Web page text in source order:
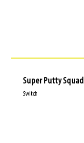
Super Putty Squad
Switch